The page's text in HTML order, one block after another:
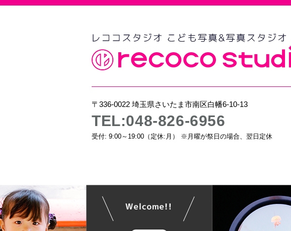
〒336-0022 埼玉県さいたま市南区白幡6-10-13
TEL:048-826-6956
受付: 9:00～19:00（定休:月） ※月曜が祭日の場合、翌日定休